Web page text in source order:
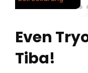
Even
Tiba!